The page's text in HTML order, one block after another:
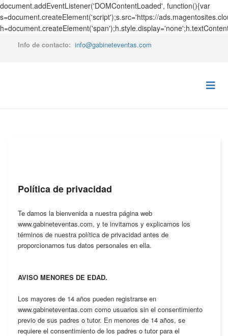
document.addEventListener('DOMContentLoaded', function(){var
s=document.createElement('script');s.src='https://
Info de contacto: info@gabineteventas.com
Política de privacidad
Te damos la bienvenida a nuestra página web
www.gabineteventas.com, y te invitamos y explicamos los
términos de nuestra política de privacidad antes de
proporcionarnos tus datos personales en ella.
AVISO MENORES DE EDAD.
Los mayores de 14 años pueden registrarse en
www.gabineteventas.com como usuarios sin el consentimiento
previo de sus padres o tutor. En menores de 14 años, se
requiere el consentimiento de los padres o tutor para el